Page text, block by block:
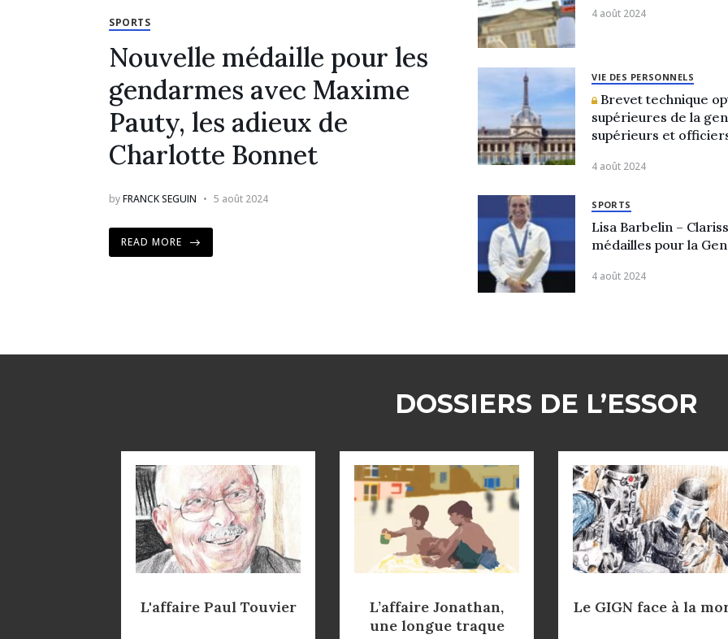
SPORTS
Nouvelle médaille pour les
gendarmes avec Maxime
Pauty, les adieux de
Charlotte Bonnet
by FRANCK SEGUIN 5 août 2024
READ MORE
4 août 2024
VIE DES PERSONNELS
Brevet technique
supérieures de la
supérieurs et
4 août 2024
SPORTS
Lisa Barbelin –
médailles pour la
4 août 2024
DOSSIERS DE L’ESSOR
L'affaire Paul Touvier
L’affaire Jonathan,
une longue traque
Le GIGN face à la